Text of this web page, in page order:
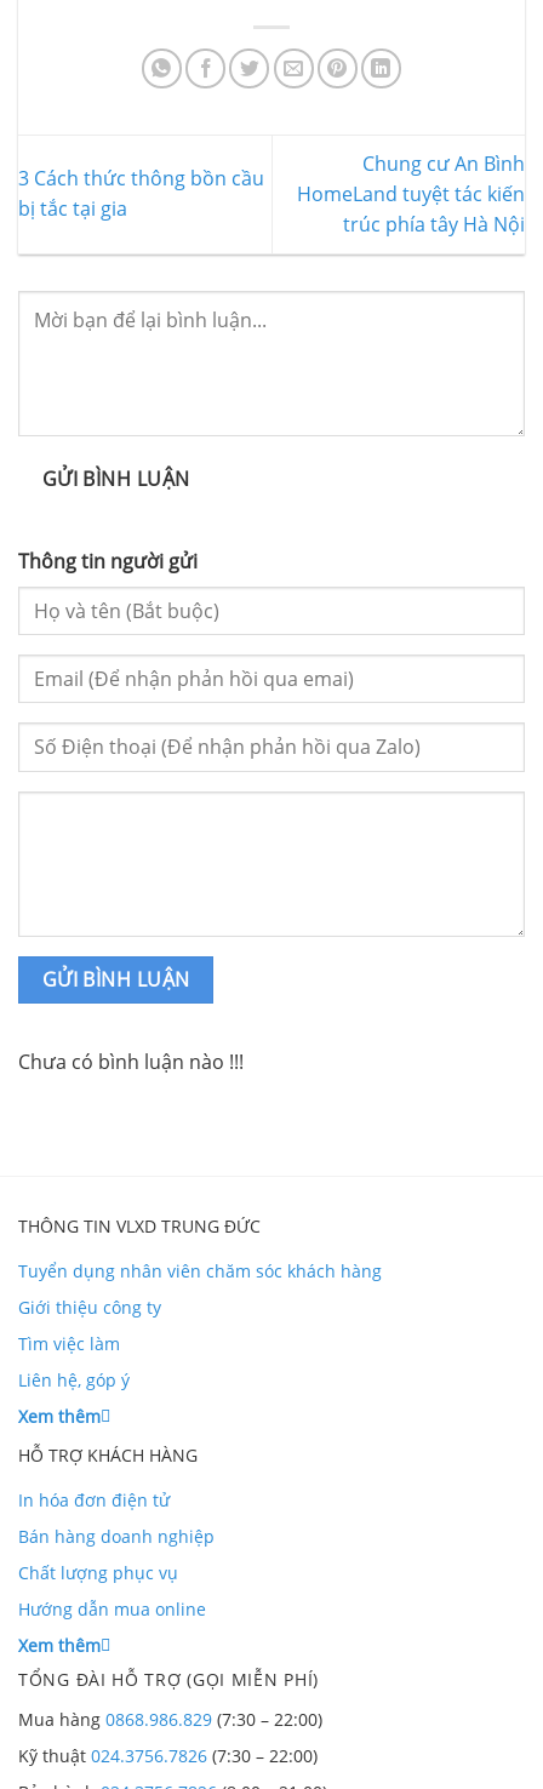
3 Cách thức thông bồn cầu
bị tắc tại gia
Chung cư An Bình
HomeLand tuyệt tác kiến
trúc phía tây Hà Nội
GỬI BÌNH LUẬN
Thông tin người gửi
Chưa có bình luận nào !!!
THÔNG TIN VLXD TRUNG ĐỨC
Tuyển dụng nhân viên chăm sóc khách hàng
Giới thiệu công ty
Tìm việc làm
Liên hệ, góp ý
Xem thêm
HỖ TRỢ KHÁCH HÀNG
In hóa đơn điện tử
Bán hàng doanh nghiệp
Chất lượng phục vụ
Hướng dẫn mua online
Xem thêm
TỔNG ĐÀI HỖ TRỢ (GỌI MIỄN PHÍ)
Mua hàng 0868.986.829 (7:30 – 22:00)
Kỹ thuật 024.3756.7826 (7:30 – 22:00)